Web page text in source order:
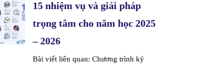
15 nhiệm vụ và giải pháp
trọng tâm cho năm học 2025
– 2026
Bài viết liên quan: Chương trình kỷ